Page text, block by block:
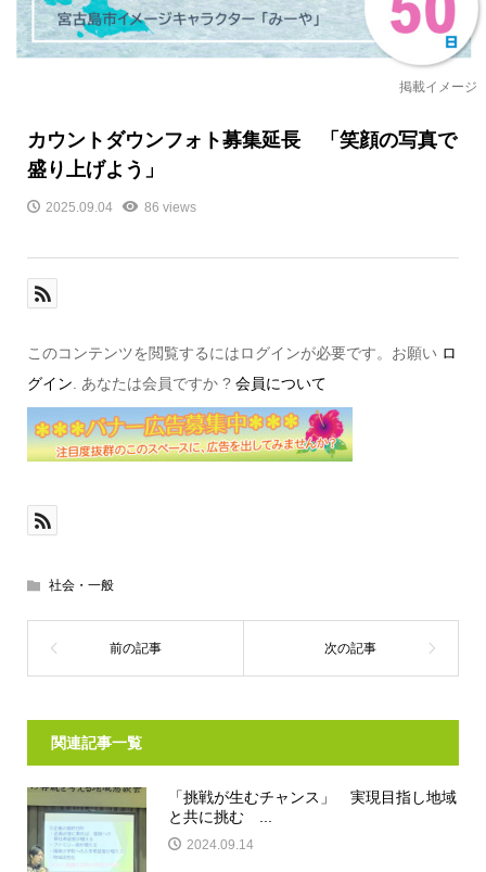
掲載イメージ
カウントダウンフォト募集延長 「笑顔の写真で
盛り上げよう」
2025.09.04 86 views
このコンテンツを閲覧するにはログインが必要です。お願い ロ
グイン. あなたは会員ですか ? 会員について
社会・一般
関連記事一覧
「挑戦が生むチャンス」 実現目指し地域
と共に挑む ...
2024.09.14